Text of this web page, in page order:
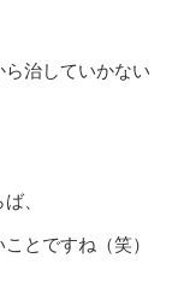
治していかない
、
とですね（笑）